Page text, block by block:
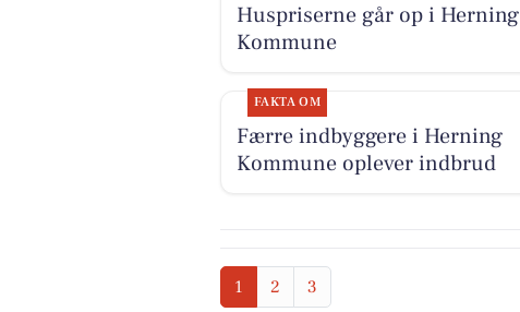
Huspriserne går op i Herning
Kommune
FAKTA OM
Færre indbyggere i Herning
Kommune oplever indbrud
1 2 3